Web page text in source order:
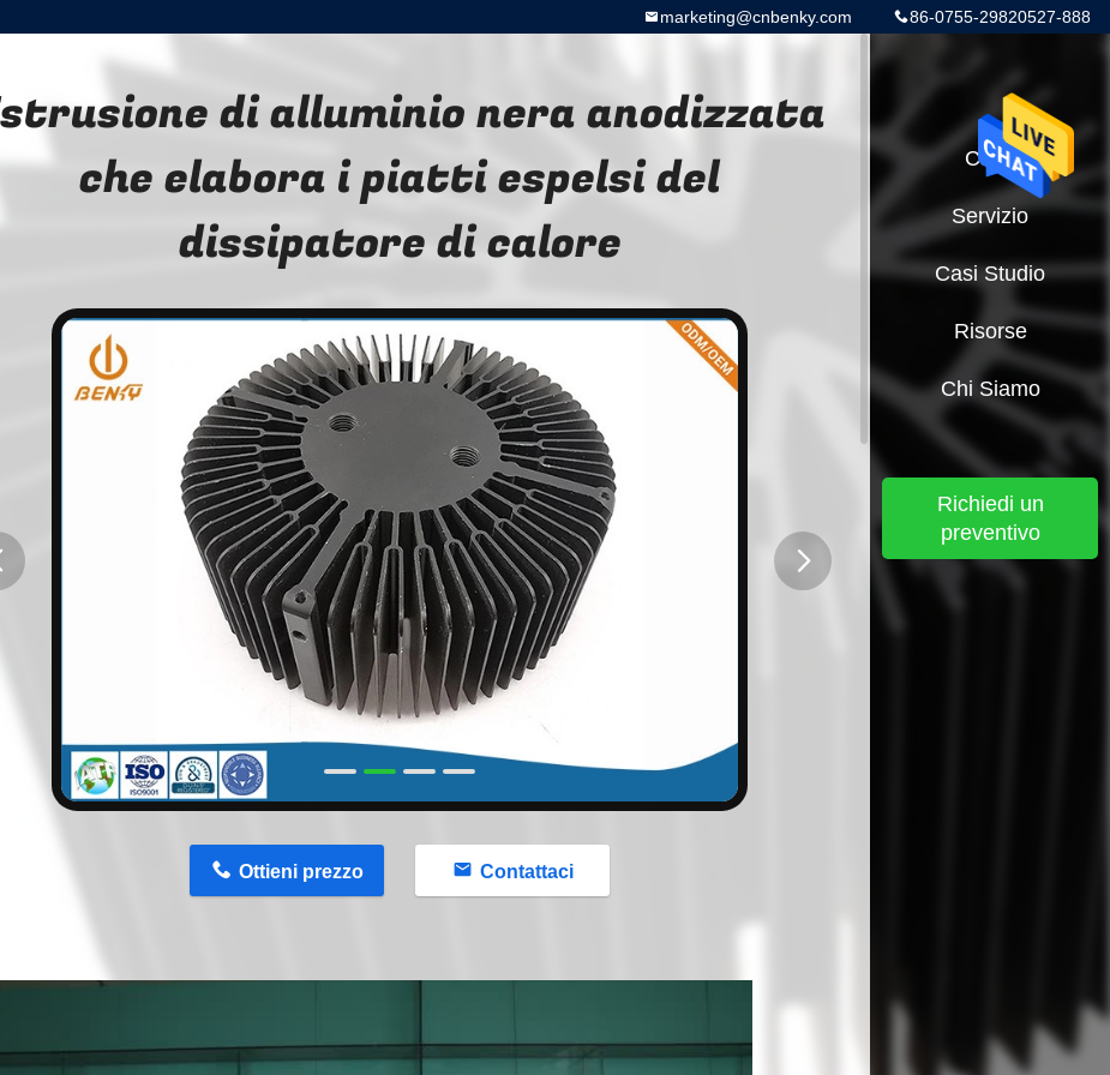
86-0755-29820527-888
marketing@cnbenky.com
di alluminio nera anodizzata
che elabora i piatti espelsi del
dissipatore di calore
Ottieni prezzo Contattaci
Casa
Servizio
Casi Studio
Risorse
Chi Siamo
Richiedi un
preventivo